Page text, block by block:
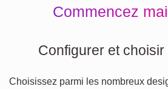
Commencez
Configurer et
Choisissez parmi les nombreux